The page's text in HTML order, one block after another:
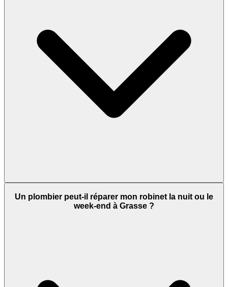
Un plombier peut-il réparer mon robinet la nuit ou le
week-end à Grasse ?